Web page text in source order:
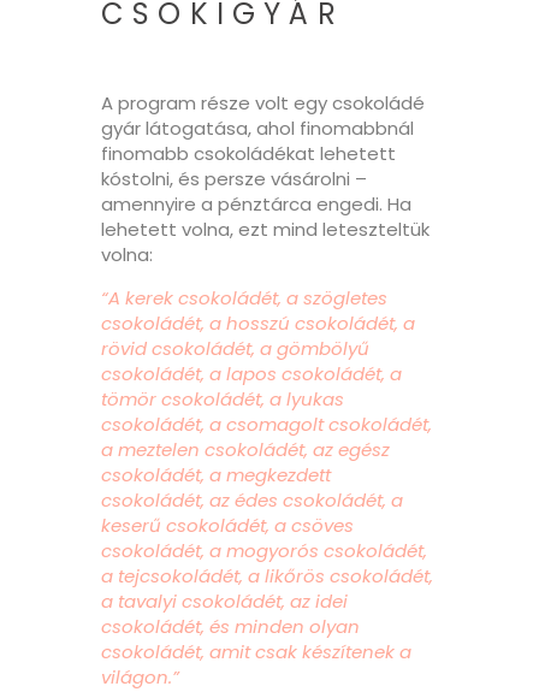
CSOKIGYÁR
A program része volt egy csokoládé
gyár látogatása, ahol finomabbnál
finomabb csokoládékat lehetett
kóstolni, és persze vásárolni –
amennyire a pénztárca engedi. Ha
lehetett volna, ezt mind leteszteltük
volna:
“A kerek csokoládét, a szögletes
csokoládét, a hosszú csokoládét, a
rövid csokoládét, a gömbölyű
csokoládét, a lapos csokoládét, a
tömör csokoládét, a lyukas
csokoládét, a csomagolt csokoládét,
a meztelen csokoládét, az egész
csokoládét, a megkezdett
csokoládét, az édes csokoládét, a
keserű csokoládét, a csöves
csokoládét, a mogyorós csokoládét,
a tejcsokoládét, a likőrös csokoládét,
a tavalyi csokoládét, az idei
csokoládét, és minden olyan
csokoládét, amit csak készítenek a
világon.”